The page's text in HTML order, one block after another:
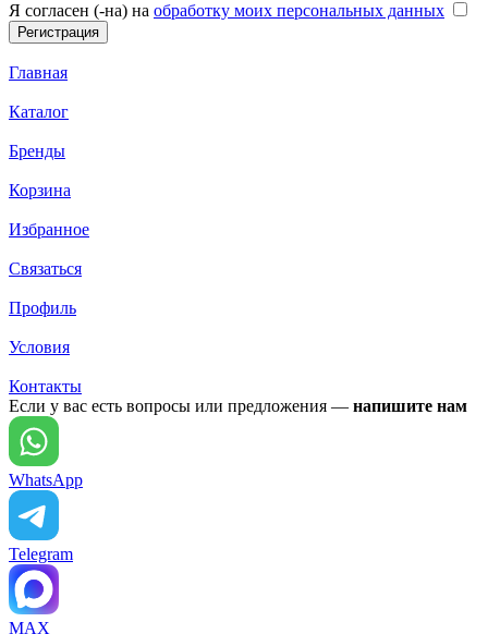
Я согласен (-на) на обработку моих персональных данных
Главная
Каталог
Бренды
Корзина
Избранное
Связаться
Профиль
Условия
Контакты
Если у вас есть вопросы или предложения — напишите нам
WhatsApp
Telegram
MAX